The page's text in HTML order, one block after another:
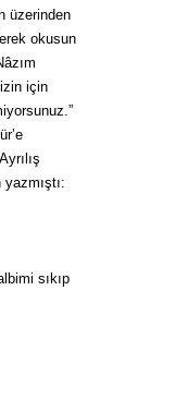
üzerinden
okusun
için
sıkıp